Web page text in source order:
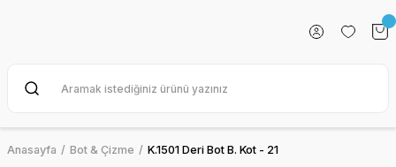
Anasayfa Bot & Çizme K.1501 Deri Bot B. Kot - 21